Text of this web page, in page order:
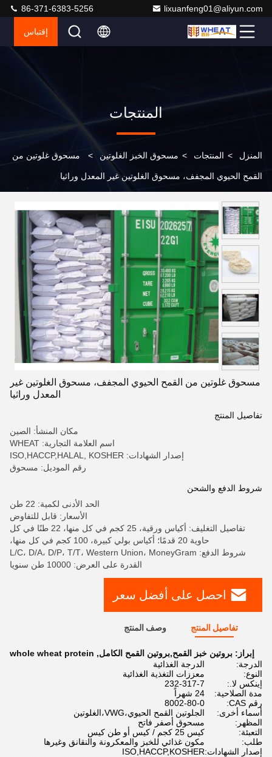
lixuanfeng01@aliyun.com
86-371-6383-5256
إقتباس
المنتجات
المنزل > المنتجات > مسحوق الخبز الغلوتين > مسحوق غلوتين من
القمح الحيوي المجفف، مسحوق الغلوتين غير المعدل وراثيا
مسحوق غلوتين من القمح الحيوي المجفف، مسحوق الغلوتين غير
المعدل وراثيا
تفاصيل المنتج
مكان المنشأ: الصين
اسم العلامة التجارية: WHEAT
إصدار الشهادات: ISO,HACCP,HALAL, KOSHER
رقم الموديل: مسحوق
شروط الدفع والشحن
الحد الأدنى لكمية: 22 طن
الأسعار: قابل للتفاوض
تفاصيل التغليف: أكياس ورقية، 25 كجم في كل منها، 22 طنًا في كل
حاوية 20 قدمًا؛ أكياس بولي كبيرة، 100 كجم في كل منها،
شروط الدفع: L/C، D/A، D/P، T/T، Western Union، MoneyGram
القدرة على العرض: 10000 طن سنويا
احصل على أفضل سعر
تفاصيل المنتج وصف المنتج
إبراز: بروتين خبز القمح,بروتين القمح الكامل,
whole wheat protein
الدرجة:
الدرجة الغذائية
النوع:
معززات التغذية الغذائية
إينكس لا.:
232-317-7
مدة الصلاحية:
24 شهراً
رقم CAS:
8002-80-0
أسماء أخرى:
الجلوتين القمح الحيوي،VWG،الغلوتين
المظهر:
مسحوق أصفر فاتح
التعبئة:
كيس 25 كجم / كيس أو طن كيس
طلب:
مكون غذائي للخبز والمعكرونة والنقانق وغيرها
إصدار الشهادات:ISO,HACCP,KOSHER